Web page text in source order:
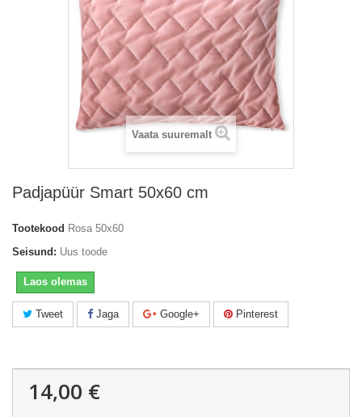
Vaata suuremalt
Padjapüür Smart 50x60 cm
Tootekood Rosa 50x60
Seisund: Uus toode
Laos olemas
Tweet Jaga Google+ Pinterest
14,00 €